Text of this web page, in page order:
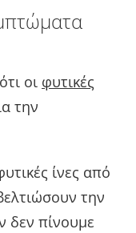
οι φυτικές
την
ίνες από
την
δεν πίνουμε